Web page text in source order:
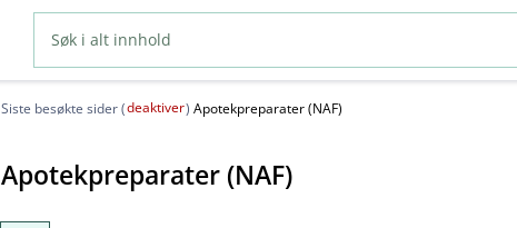
Siste besøkte sider (deaktiver) Apotekpreparater (NAF)
Apotekpreparater (NAF)